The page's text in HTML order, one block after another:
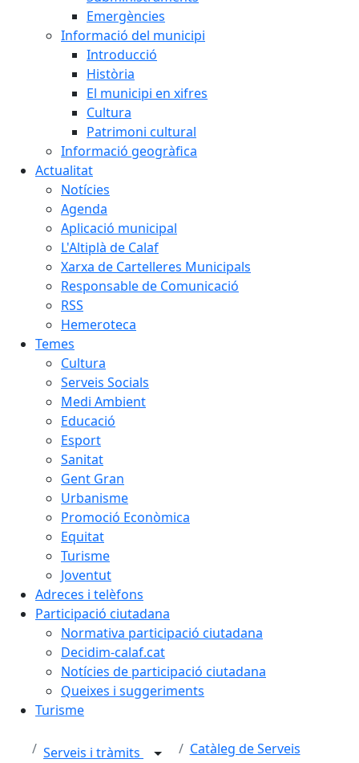
Emergències
Informació del municipi
Introducció
Història
El municipi en xifres
Cultura
Patrimoni cultural
Informació geogràfica
Actualitat
Notícies
Agenda
Aplicació municipal
L'Altiplà de Calaf
Xarxa de Cartelleres Municipals
Responsable de Comunicació
RSS
Hemeroteca
Temes
Cultura
Serveis Socials
Medi Ambient
Educació
Esport
Sanitat
Gent Gran
Urbanisme
Promoció Econòmica
Equitat
Turisme
Joventut
Adreces i telèfons
Participació ciutadana
Normativa participació ciutadana
Decidim-calaf.cat
Notícies de participació ciutadana
Queixes i suggeriments
Turisme
Serveis i tràmits Catàleg de Serveis